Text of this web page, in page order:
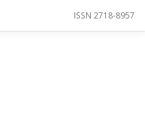
ISSN 2718-8957